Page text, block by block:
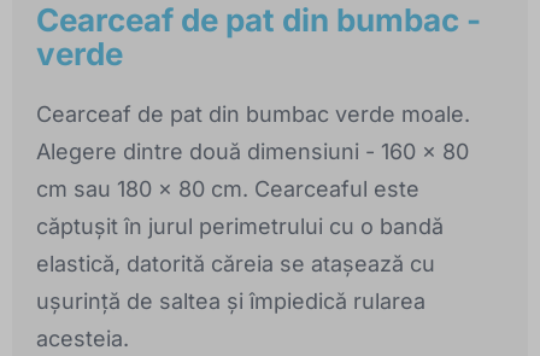
Cearceaf de pat din bumbac -
verde
Cearceaf de pat din bumbac verde moale.
Alegere dintre două dimensiuni - 160 x 80
cm sau 180 x 80 cm. Cearceaful este
căptușit în jurul perimetrului cu o bandă
elastică, datorită căreia se atașează cu
ușurință de saltea și împiedică rularea
acesteia.